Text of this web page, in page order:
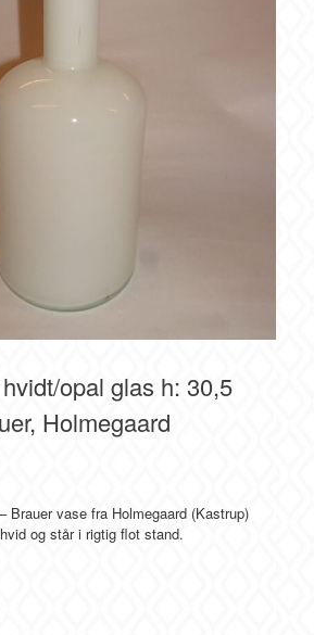
opal glas h: 30,5
Holmegaard
Brauer vase fra Holmegaard (Kastrup)
og står i rigtig flot stand.